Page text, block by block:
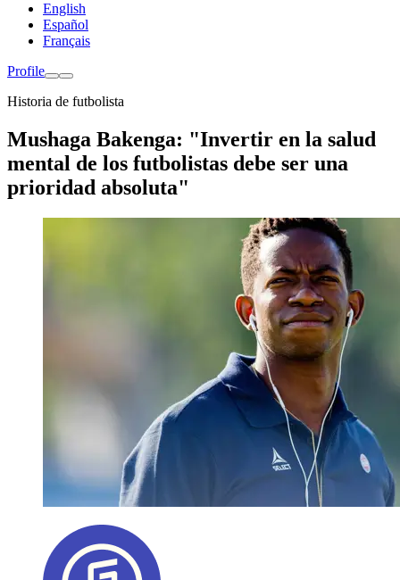
English
Español
Français
Profile
Historia de futbolista
Mushaga Bakenga: "Invertir en la salud
mental de los futbolistas debe ser una
prioridad absoluta"